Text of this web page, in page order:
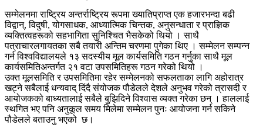
सम्मेलनमा राष्ट्रिय अन्तर्राष्ट्रिय रूपमा ख्यातिप्राप्त एक हजारभन्दा बढी
विद्वान्, विदुषी, योगसाधक, आध्यात्मिक चिन्तक, अनुसन्धाता र प्राज्ञिक
व्यक्तित्वहरूको सहभागिता सुनिश्चित भैसकेको थियो । साथै
पत्राचारलगायतका सबै तयारी अन्तिम चरणमा पुगेका थिए । सम्मेलन सम्पन्न
गर्न विश्वविद्यालयले १३ सदस्यीय मूल कार्यसमिति गठन गर्नुका साथै मूल
कार्यसमितिअन्तर्गत २१ वटा उपसमितिहरू गठन गरेको थियो ।
उक्त मूलसमिति र उपसमितिमा रहेर सम्मेलनको सफलताका लागि अहोरात्र
खट्ने सबैलाई धन्यवाद् दिंदै संयोजक पौडेलले देशले अनुभव गरेको त्रासदी र
आयोजकको बाध्यतालाई सबैले बुझिदिने विश्वास व्यक्त गरेका छन् । हाललाई
स्थगित भए पनि अनुकूल समय मिलेमा सम्मेलन पुनः आयोजना गर्न सकिने
पौडेलले बताउनु भएको छ।